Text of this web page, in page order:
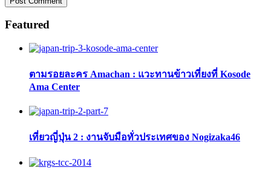
Featured
ตามรอยละคร Amachan : แวะทานข้าวเที่ยงที่ Kosode
Ama Center
เที่ยวญี่ปุ่น 2 : งานจับมือทั่วประเทศของ Nogizaka46